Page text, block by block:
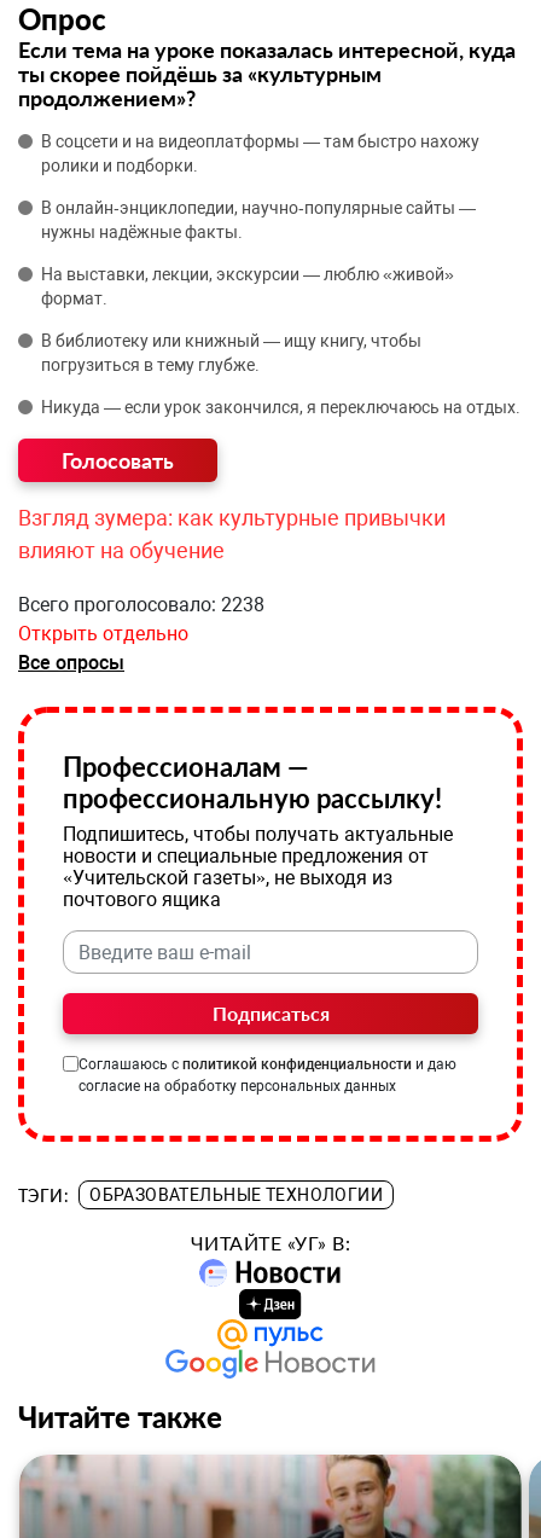
Опрос
Если тема на уроке показалась интересной, куда
ты скорее пойдёшь за «культурным
продолжением»?
В соцсети и на видеоплатформы — там быстро нахожу
ролики и подборки.
В онлайн‑энциклопедии, научно‑популярные сайты —
нужны надёжные факты.
На выставки, лекции, экскурсии — люблю «живой»
формат.
В библиотеку или книжный — ищу книгу, чтобы
погрузиться в тему глубже.
Никуда — если урок закончился, я переключаюсь на отдых.
Взгляд зумера: как культурные привычки
влияют на обучение
Всего проголосовало: 2238
Открыть отдельно
Все опросы
Профессионалам —
профессиональную рассылку!
Подпишитесь, чтобы получать актуальные
новости и специальные предложения от
«Учительской газеты», не выходя из
почтового ящика
Подписаться
Соглашаюсь с политикой конфиденциальности и даю
согласие на обработку персональных данных
ТЭГИ: ОБРАЗОВАТЕЛЬНЫЕ ТЕХНОЛОГИИ
ЧИТАЙТЕ «УГ» В:
Читайте также